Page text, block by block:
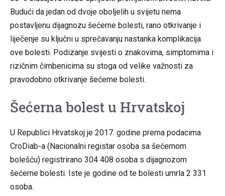
Budući da jedan od dvoje oboljelih u svijetu nema
postavljenu dijagnozu šećerne bolesti, rano otkrivanje i
liječenje su ključni u sprečavanju nastanka komplikacija
ove bolesti. Podizanje svijesti o znakovima, simptomima i
rizičnim čimbenicima su stoga od velike važnosti za
pravodobno otkrivanje šećerne bolesti.
Šećerna bolest u Hrvatskoj
U Republici Hrvatskoj je 2017. godine prema podacima
CroDiab-a (Nacionalni registar osoba sa šećernom
bolešću) registrirano 304 408 osoba s dijagnozom
šećerne bolesti. Iste je godine od te bolesti umrla 2 331
osoba.